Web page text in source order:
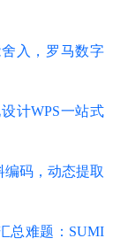
入，罗马数字
计WPS一站式
编码，动态提取
总难题：SUMI